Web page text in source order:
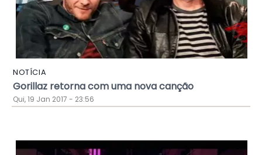
NOTÍCIA
Gorillaz retorna com uma nova canção
Qui, 19 Jan 2017 - 23:56